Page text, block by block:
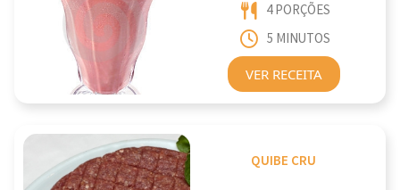
4 PORÇÕES
5 MINUTOS
VER RECEITA
QUIBE CRU